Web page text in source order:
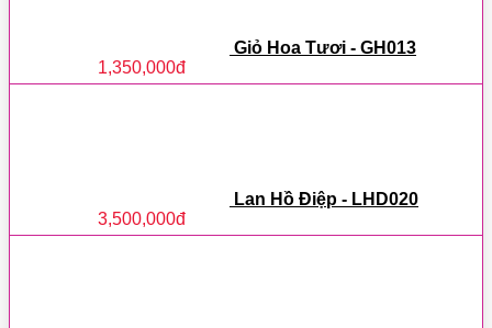
Giỏ Hoa Tươi - GH013
1,350,000đ
Lan Hồ Điệp - LHD020
3,500,000đ